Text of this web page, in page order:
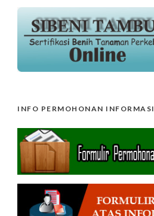
INFO PERMOHONAN INFORMASI